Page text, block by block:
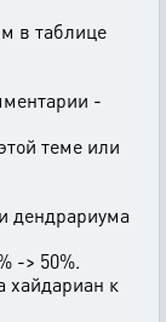
в таблице
-
теме или
дендрариума
-> 50%.
хайдариан к